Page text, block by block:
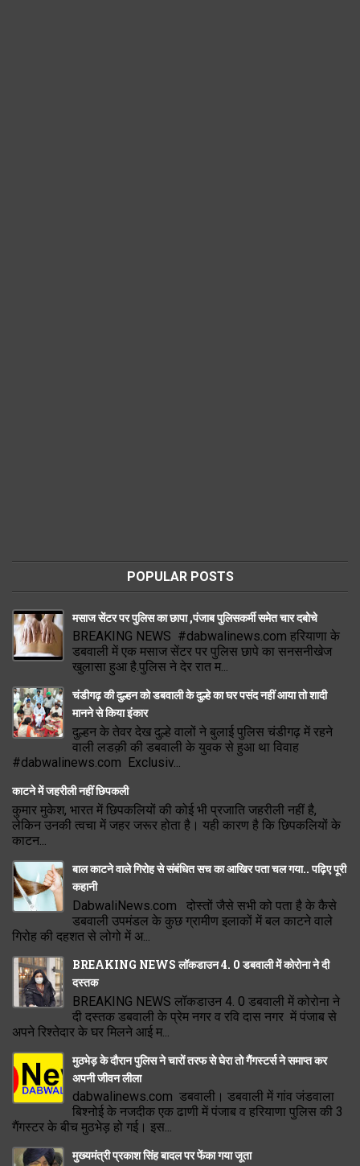
POPULAR POSTS
मसाज सेंटर पर पुलिस का छापा ,पंजाब पुलिसकर्मी समेत चार दबोचे
BREAKING NEWS #dabwalinews.com हरियाणा के
डबवाली में एक मसाज सेंटर पर पुलिस छापे का सनसनीखेज
खुलासा हुआ है.पुलिस ने देर रात म...
चंडीगढ़ की दुल्हन को डबवाली के दुल्हे का घर पसंद नहीं आया तो शादी
मानने से किया इंकार
दुल्हन के तेवर देख दुल्हे वालों ने बुलाई पुलिस चंडीगढ़ में रहने
वाली लडक़ी की डबवाली के युवक से हुआ था विवाह
#dabwalinews.com Exclusiv...
काटने में जहरीली नहीं छिपकली
कुमार मुकेश, भारत में छिपकलियों की कोई भी प्रजाति जहरीली नहीं है,
लेकिन उनकी त्वचा में जहर जरूर होता है। यही कारण है कि छिपकलियों के
काटन...
बाल काटने वाले गिरोह से संबंधित सच का आखिर पता चल गया.. पढ़िए पूरी
कहानी
DabwaliNews.com दोस्तों जैसे सभी को पता है के कैसे
डबवाली उपमंडल के कुछ ग्रामीण इलाकों में बल काटने वाले
गिरोह की दहशत से लोगो में अ...
BREAKING NEWS लॉकडाउन 4. 0 डबवाली में कोरोना ने दी
दस्तक
BREAKING NEWS लॉकडाउन 4. 0 डबवाली में कोरोना ने
दी दस्तक डबवाली के प्रेम नगर व रवि दास नगर में पंजाब से
अपने रिश्तेदार के घर मिलने आई म...
मुठभेड़ के दौरान पुलिस ने चारों तरफ से घेरा तो गैंगस्टर्स ने समाप्त कर
अपनी जीवन लीला
dabwalinews.com डबवाली। डबवाली में गांव जंडवाला
बिश्नोई के नजदीक एक ढाणी में पंजाब व हरियाणा पुलिस की 3
गैंगस्टर के बीच मुठभेड़ हो गई। इस...
मुख्यमंत्री प्रकाश सिंह बादल पर फेंका गया जूता